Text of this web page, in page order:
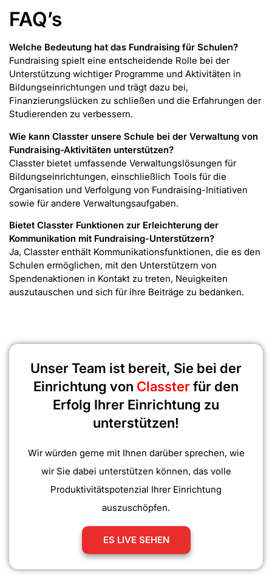
FAQ’s
Welche Bedeutung hat das Fundraising für Schulen?
Fundraising spielt eine entscheidende Rolle bei der
Unterstützung wichtiger Programme und Aktivitäten in
Bildungseinrichtungen und trägt dazu bei,
Finanzierungslücken zu schließen und die Erfahrungen der
Studierenden zu verbessern.
Wie kann Classter unsere Schule bei der Verwaltung von
Fundraising-Aktivitäten unterstützen?
Classter bietet umfassende Verwaltungslösungen für
Bildungseinrichtungen, einschließlich Tools für die
Organisation und Verfolgung von Fundraising-Initiativen
sowie für andere Verwaltungsaufgaben.
Bietet Classter Funktionen zur Erleichterung der
Kommunikation mit Fundraising-Unterstützern?
Ja, Classter enthält Kommunikationsfunktionen, die es den
Schulen ermöglichen, mit den Unterstützern von
Spendenaktionen in Kontakt zu treten, Neuigkeiten
auszutauschen und sich für ihre Beiträge zu bedanken.
Unser Team ist bereit, Sie bei der
Einrichtung von Classterfür den
Erfolg Ihrer Einrichtung zu
unterstützen!
Wir würden gerne mit Ihnen darüber sprechen, wie
wir Sie dabei unterstützen können, das volle
Produktivitätspotenzial Ihrer Einrichtung
auszuschöpfen.
ES LIVE SEHEN